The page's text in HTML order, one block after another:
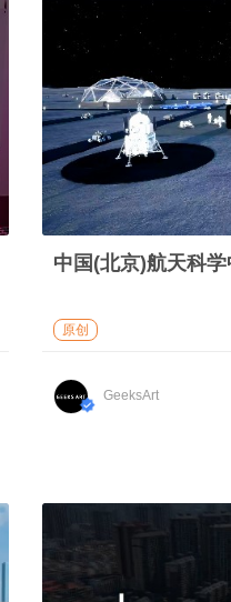
中国(北京)航天科
原创
GeeksArt